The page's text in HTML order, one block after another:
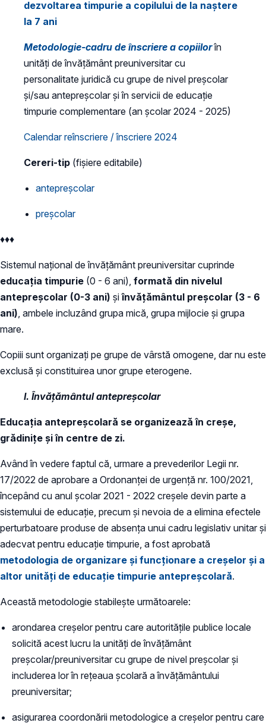
dezvoltarea timpurie a copilului de la naștere
la 7 ani
Metodologie-cadru de înscriere a copiilorîn
unități de învățământ preuniversitar cu
personalitate juridică cu grupe de nivel preșcolar
și/sau antepreșcolar și în servicii de educație
timpurie complementare (an școlar 2024 - 2025)
Calendar reînscriere / înscriere 2024
Cereri-tip (fișiere editabile)
antepreșcolar
preșcolar
♦♦♦
Sistemul naţional de învăţământ preuniversitar cuprinde
educaţia timpurie (0 - 6 ani), formată din nivelul
antepreşcolar (0-3 ani) şiînvăţământul preşcolar (3 - 6
ani) , ambele incluzând grupa mică, grupa mijlocie şi grupa
mare.
Copiii sunt organizați pe grupe de vârstă omogene, dar nu este
exclusă și constituirea unor grupe eterogene.
I. Învățământul antepreșcolar
Educaţia antepreşcolară se organizează în creşe,
grădiniţe şi în centre de zi.
Având în vedere faptul că, urmare a prevederilor Legii nr.
17/2022 de aprobare a Ordonanței de urgență nr. 100/2021,
începând cu anul școlar 2021 - 2022 creșele devin parte a
sistemului de educație, precum şi nevoia de a elimina efectele
perturbatoare produse de absenţa unui cadru legislativ unitar și
adecvat pentru educație timpurie, a fost aprobată
metodologia de organizare și funcționare a creșelor și a
altor unități de educație timpurie antepreșcolară.
Această metodologie stabilește următoarele:
arondarea creșelor pentru care autoritățile publice locale
solicită acest lucru la unități de învățământ
preșcolar/preuniversitar cu grupe de nivel preșcolar și
includerea lor în rețeaua școlară a învățământului
preuniversitar;
asigurarea coordonării metodologice a creșelor pentru care